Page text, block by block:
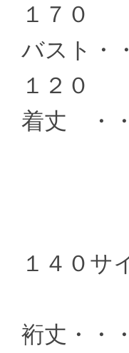
１７０
バスト
１２０
着丈 ・
１４０サ
裄丈・